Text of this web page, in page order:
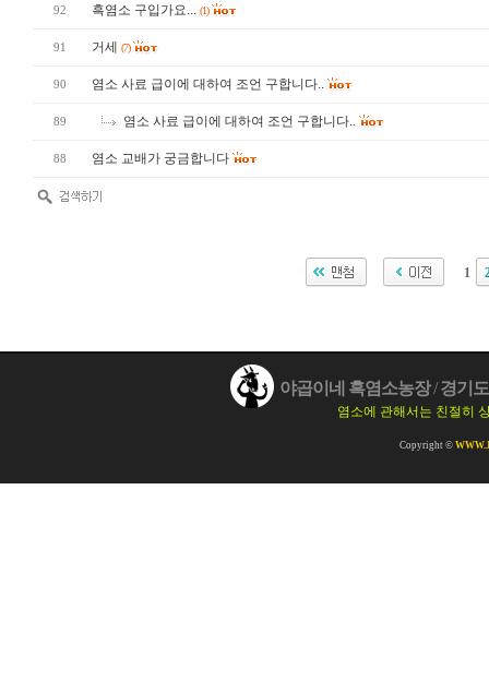
92 흑염소 구입가요... (1)
91 거세 (7)
90 염소 사료 급이에 대하여 조언 구합니다..
89 염소 사료 급이에 대하여 조언 구합니다..
88 염소 교배가 궁금합니다
1
야곱이네 흑염소농장/경기
염소에 관해서는 친절히
Copyright ©